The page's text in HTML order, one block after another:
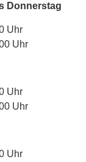
Donnerstag
Uhr
Uhr
Uhr
Uhr
Uhr